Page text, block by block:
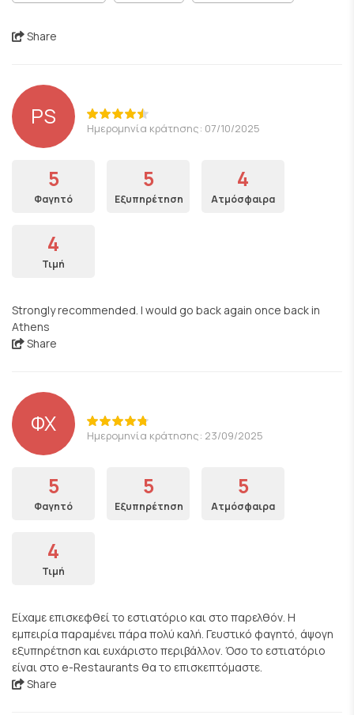
Share
PS Ημερομηνία κράτησης: 07/10/2025
5
Φαγητό
5
Εξυπηρέτηση
4
Ατμόσφαιρα
4
Τιμή
Strongly recommended. I would go back again once back in
Athens
Share
ΦΧ Ημερομηνία κράτησης: 23/09/2025
5
Φαγητό
5
Εξυπηρέτηση
5
Ατμόσφαιρα
4
Τιμή
Είχαμε επισκεφθεί το εστιατόριο και στο παρελθόν. Η
εμπειρία παραμένει πάρα πολύ καλή. Γευστικό φαγητό, άψογη
εξυπηρέτηση και ευχάριστο περιβάλλον. Όσο το εστιατόριο
είναι στο e-Restaurants θα το επισκεπτόμαστε.
Share